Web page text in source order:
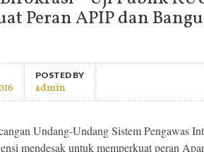
Peran APIP dan
POSTED BY
admin
Undang-Undang Sistem Pengawas
mendesak untuk memperkuat peran